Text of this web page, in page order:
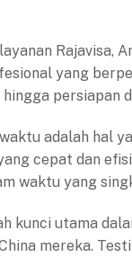
Rajavisa,
yang
persiapan
adalah hal
cepat dan
waktu yang
kunci utama
mereka.